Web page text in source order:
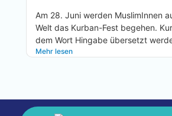
Am 28. Juni werden MuslimInnen
Welt das Kurban-Fest begehen.
dem Wort Hingabe übersetzt
Mehr lesen